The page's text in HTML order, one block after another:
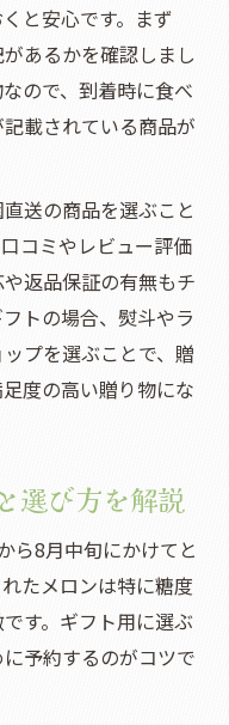
と安心です。まず
あるかを確認しまし
ので、到着時に食べ
載されている商品が
送の商品を選ぶこと
コミやレビュー評価
返品保証の有無もチ
トの場合、熨斗やラ
プを選ぶことで、贈
度の高い贈り物にな
選び方を解説
ら8月中旬にかけてと
たメロンは特に糖度
す。ギフト用に選ぶ
予約するのがコツで